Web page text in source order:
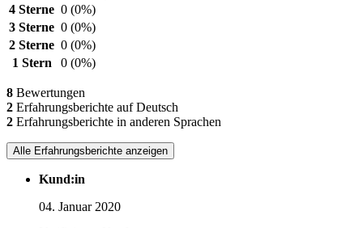
4 Sterne 0 (0%)
3 Sterne 0 (0%)
2 Sterne 0 (0%)
1 Stern
0 (0%)
8 Bewertungen
2 Erfahrungsberichte auf Deutsch
2 Erfahrungsberichte in anderen Sprachen
Alle Erfahrungsberichte anzeigen
Kund:in
04. Januar 2020